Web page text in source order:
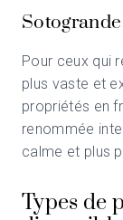
Sotogrande
Pour ceux qui
plus vaste et
propriétés en
renommée
calme et plus
Types de